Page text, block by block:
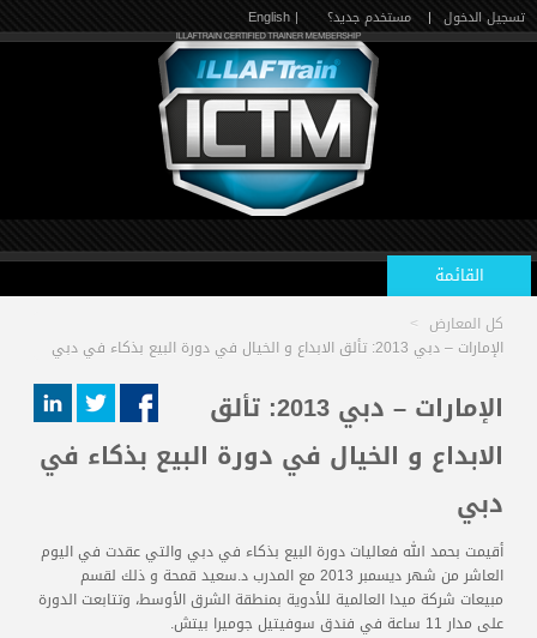
تسجيل الدخول | مستخدم جديد؟ | English
القائمة
الرئيسية
الدورات القادمة
المعتمدون
كل المعارض >
الإمارات – دبي 2013: تألق الابداع و الخيال في دورة البيع بذكاء في دبي
الإمارات – دبي 2013: تألق
الابداع و الخيال في دورة البيع بذكاء في
دبي
أقيمت بحمد الله فعاليات دورة البيع بذكاء في دبي والتي عقدت في اليوم
العاشر من شهر ديسمبر 2013 مع المدرب د.سعيد قمحة و ذلك لقسم
مبيعات شركة ميدا العالمية للأدوية بمنطقة الشرق الأوسط، وتتابعت الدورة
على مدار 11 ساعة في فندق سوفيتيل جوميرا بيتش.